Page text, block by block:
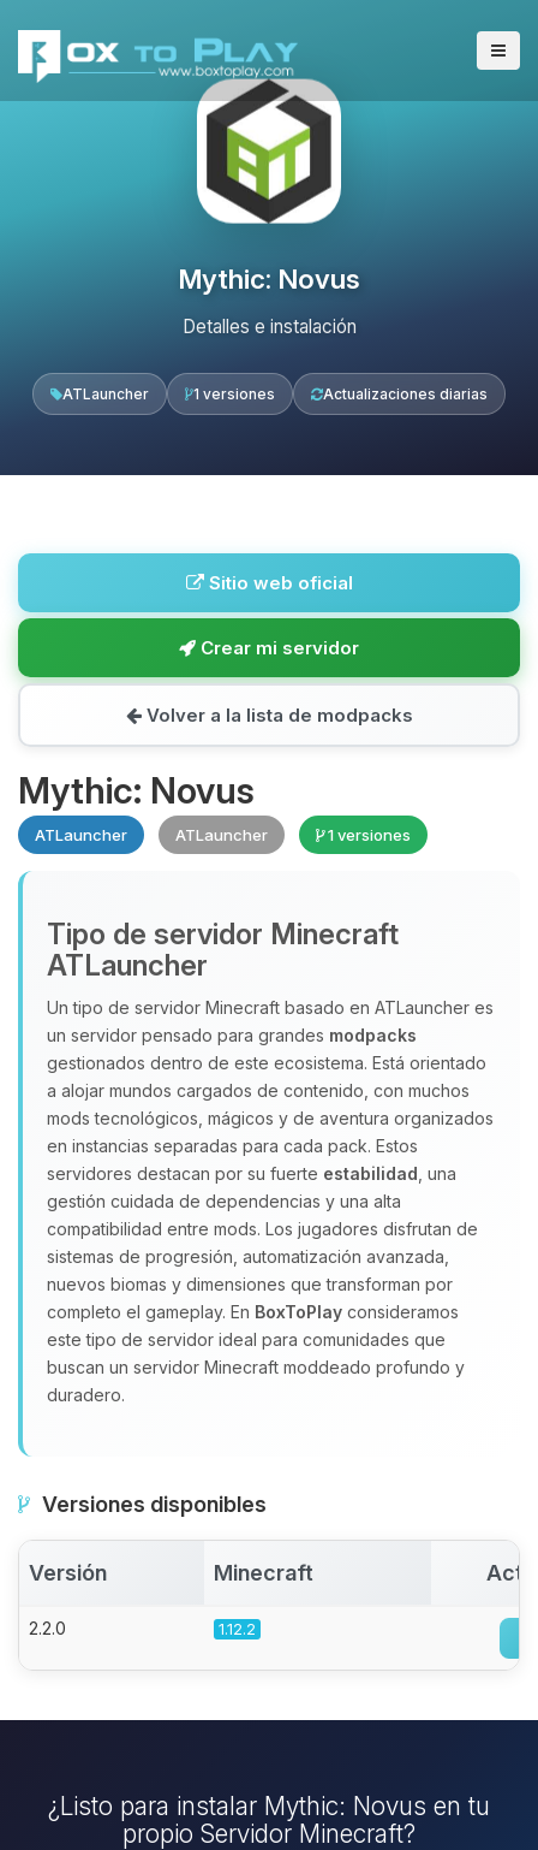
Mythic: Novus
Detalles e instalación
ATLauncher 1 versiones Actualizaciones diarias
Sitio web oficial
Crear mi servidor
Volver a la lista de modpacks
Mythic: Novus
ATLauncher ATLauncher 1 versiones
Tipo de servidor Minecraft
ATLauncher
Un tipo de servidor Minecraft basado en ATLauncher es
un servidor pensado para grandes modpacks
gestionados dentro de este ecosistema. Está orientado
a alojar mundos cargados de contenido, con muchos
mods tecnológicos, mágicos y de aventura organizados
en instancias separadas para cada pack. Estos
servidores destacan por su fuerte estabilidad , una
gestión cuidada de dependencias y una alta
compatibilidad entre mods. Los jugadores disfrutan de
sistemas de progresión, automatización avanzada,
nuevos biomas y dimensiones que transforman por
completo el gameplay. En BoxToPlay consideramos
este tipo de servidor ideal para comunidades que
buscan un servidor Minecraft moddeado profundo y
duradero.
Versiones disponibles
Versión Minecraft
2.2.0 1.12.2
¿Listo para instalar Mythic: Novus en tu
propio Servidor Minecraft?
Yupi, por fin alguien con quien
hablar! Soy Choupy, tu pequeno
asistente de BoxToPlay. Cuentame
que necesitas y moveré mis
pequenos circuitos para ayudarte.
08/08/2026 14:21